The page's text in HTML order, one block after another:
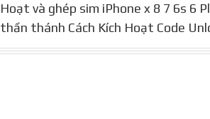
Hoạt và ghép sim iPhone x 8 7 6s 6
thần thánh Cách Kích Hoạt Code